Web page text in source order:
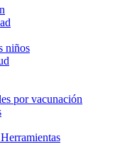
niños
por vacunación